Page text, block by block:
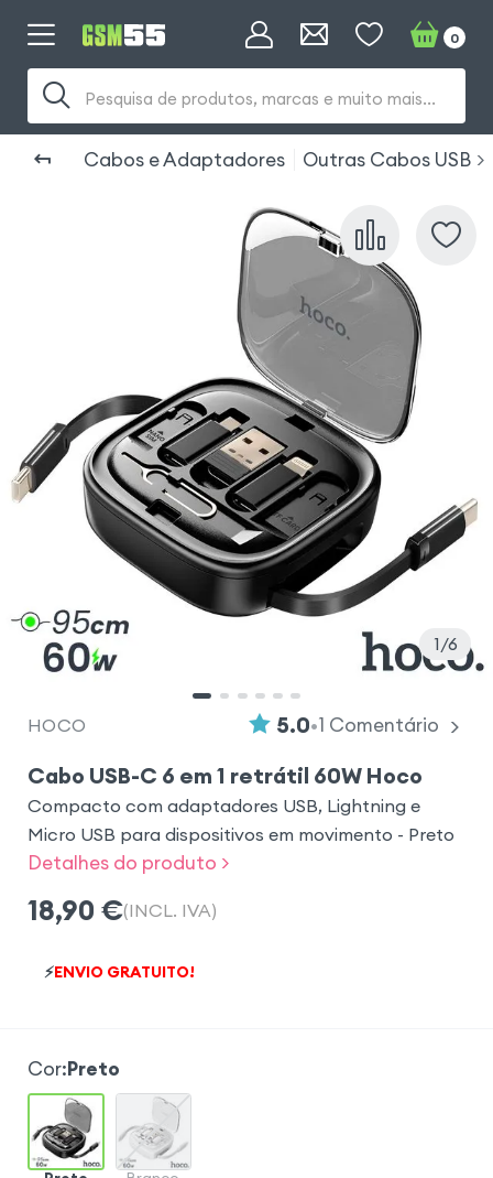
Pesquisa de produtos, marcas e muito mais...
0
Cabos e Adaptadores Outras Cabos USB
1 6
HOCO 5.0•1 Comentário
Cabo USB-C 6 em 1 retrátil 60W Hoco
Compacto com adaptadores USB, Lightning e
Micro USB para dispositivos em movimento - Preto
Detalhes do produto >
18,90 €(INCL. IVA)
⚡ENVIO GRATUITO!
Cor:Preto